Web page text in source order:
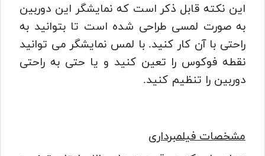
این نکته قابل ذکر است که نمایشگر این دوربین
به صورت لمسی طراحی شده است تا بتوانید به
راحتی با آن کار کنید.با لمس نمایشگر می توانید
نقطه فوکوس را تعین کنید و یا حتی به راحتی
دوربین را تنظیم کنید.
مشخصات فیلمبرداری